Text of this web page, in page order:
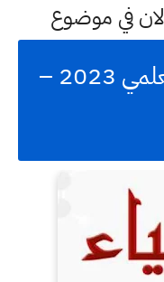
في موضوع
كتاب كيمياء الخامس العلمي 2023 –